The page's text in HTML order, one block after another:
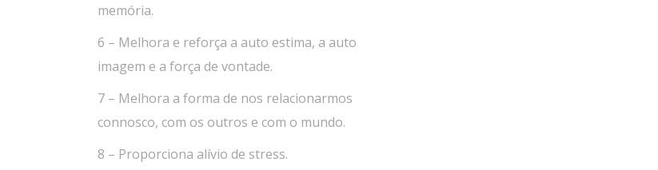
memória.
6 – Melhora e reforça a auto estima, a auto
imagem e a força de vontade.
7 – Melhora a forma de nos relacionarmos
connosco, com os outros e com o mundo.
8 – Proporciona alívio de stress.